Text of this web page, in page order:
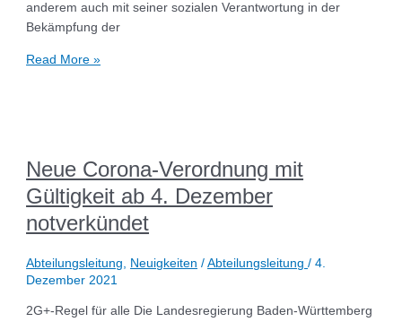
anderem auch mit seiner sozialen Verantwortung in der
Bekämpfung der
Read More »
Neue Corona-Verordnung mit
Gültigkeit ab 4. Dezember
notverkündet
Abteilungsleitung, Neuigkeiten /Abteilungsleitung/4.
Dezember 2021
2G+-Regel für alle Die Landesregierung Baden-Württemberg